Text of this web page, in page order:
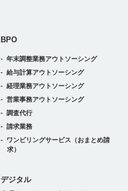
BPO
年末調整業務アウトソーシング
給与計算アウトソーシング
経理業務アウトソーシング
営業事務アウトソーシング
調査代行
請求業務
ワンビリングサービス （おまとめ請
求）
デジタルトランスフォーメーション
デジタル